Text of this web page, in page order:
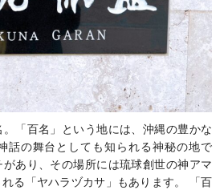
「百名」という地には、沖縄の豊かな
話の舞台としても知られる神秘の地で
あり、その場所には琉球創世の神アマ
る「ヤハラヅカサ」もあります。 「百